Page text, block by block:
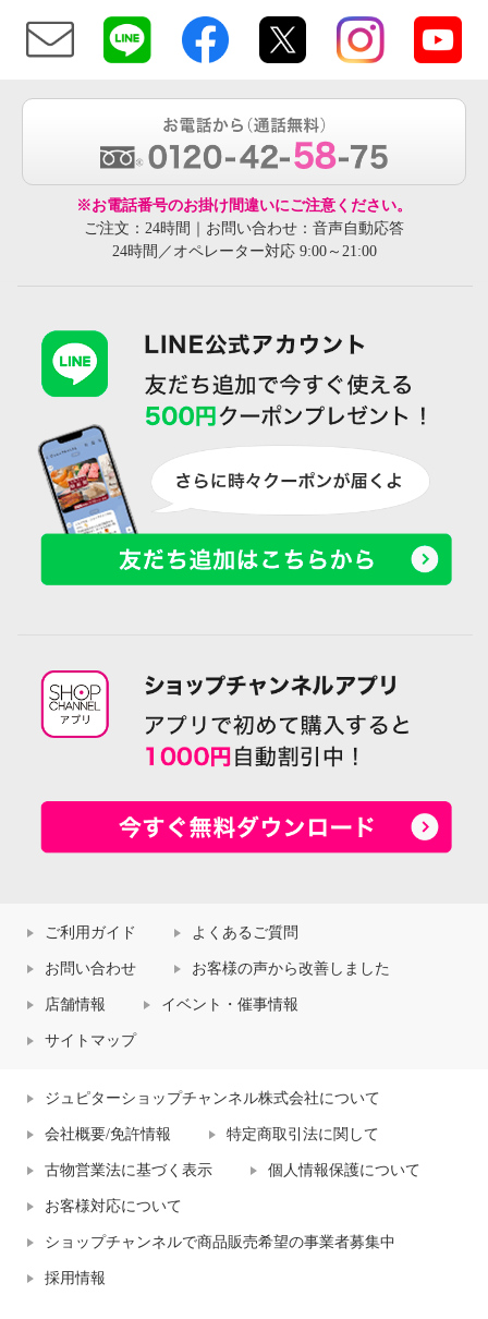
※お電話番号のお掛け間違いにご注意ください。
ご注文：24時間｜お問い合わせ：音声自動応答
24時間／オペレーター対応 9:00～21:00
ご利用ガイド よくあるご質問
お問い合わせ お客様の声から改善しました
店舗情報 イベント・催事情報
サイトマップ
ジュピターショップチャンネル株式会社について
会社概要/免許情報 特定商取引法に関して
古物営業法に基づく表示 個人情報保護について
お客様対応について
ショップチャンネルで商品販売希望の事業者募集中
採用情報